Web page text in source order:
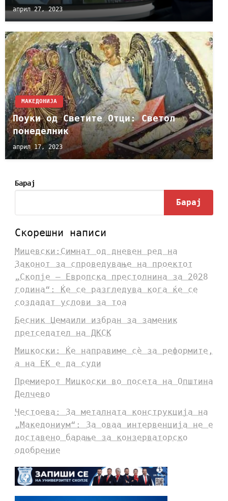
април 27, 2023
МАКЕДОНИЈА
Поуки од Светите Отци: Светол
понеделник
април 17, 2023
Барај
Барај
Скорешни написи
Мицевски:Симнат од дневен ред на
Законот за спроведување на проектот
„Скопје – Европска престолнина за 2028
година“: Ќе се разгледува кога ќе се
создадат услови за тоа
Бесник Џемаили избран за заменик
претседател на ДКСК
Мицкоски: Ќе направиме сè за реформите,
а на ЕК е да суди
Премиерот Мицкоски во посета на Општина
Делчево
Честоева: За металната конструкција на
„Македониум“: За оваа интервенција не е
доставено барање за конзерваторско
одобрение